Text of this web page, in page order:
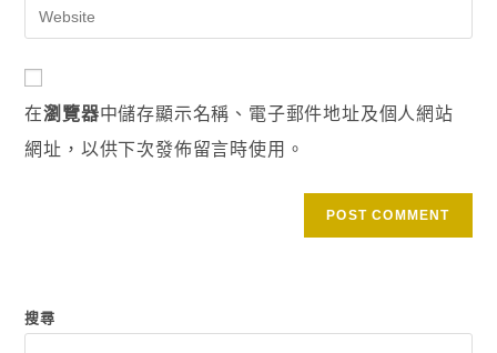
在瀏覽器中儲存顯示名稱、電子郵件地址及個人網站
網址，以供下次發佈留言時使用。
搜尋